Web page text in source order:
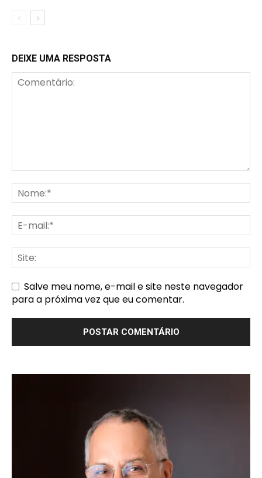
DEIXE UMA RESPOSTA
Salve meu nome, e-mail e site neste navegador
para a próxima vez que eu comentar.